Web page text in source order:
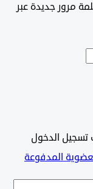
جديدة عبر
الدخول
المدفوعة